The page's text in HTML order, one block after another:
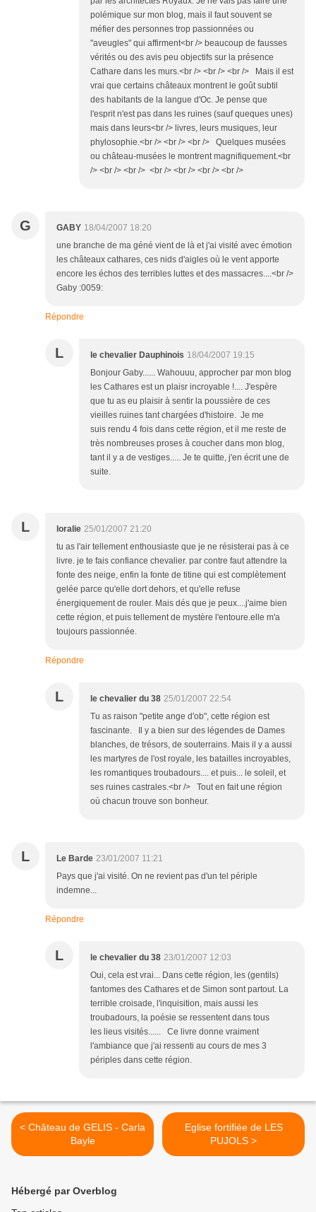
polémique sur mon blog, mais il faut souvent se
méfier des personnes trop passionnées ou
"aveugles" qui affirment<br /> beaucoup de fausses
vérités ou des avis peu objectifs sur la présence
Cathare dans les murs.<br /> <br /> <br /> Mais il est
vrai que certains châteaux montrent le goût subtil
des habitants de la langue d'Oc. Je pense que
l'esprit n'est pas dans les ruines (sauf queques unes)
mais dans leurs<br /> livres, leurs musiques, leur
phylosophie.<br /> <br /> <br /> Quelques musées
ou château-musées le montrent magnifiquement.<br
/> <br /> <br /> <br /> <br /> <br /> <br />
G GABY 18/04/2007 18:20
une branche de ma géné vient de là et j'ai visité avec émotion
les châteaux cathares, ces nids d'aigles où le vent apporte
encore les échos des terribles luttes et des massacres....<br />
Gaby :0059:
Répondre
L le chevalier Dauphinois 18/04/2007 19:15
Bonjour Gaby...... Wahouuu, approcher par mon blog
les Cathares est un plaisr incroyable !.... J'espère
que tu as eu plaisir à sentir la poussière de ces
vieilles ruines tant chargées d'histoire. Je me
suis rendu 4 fois dans cette région, et il me reste de
très nombreuses proses à coucher dans mon blog,
tant il y a de vestiges..... Je te quitte, j'en écrit une de
suite.
L loralie 25/01/2007 21:20
tu as l'air tellement enthousiaste que je ne résisterai pas à ce
livre. je te fais confiance chevalier. par contre faut attendre la
fonte des neige, enfin la fonte de titine qui est complètement
gelée parce qu'elle dort dehors, et qu'elle refuse
énergiquement de rouler. Mais dés que je peux....j'aime bien
cette région, et puis tellement de mystère l'entoure.elle m'a
toujours passionnée.
Répondre
L le chevalier du 38 25/01/2007 22:54
Tu as raison "petite ange d'ob", cette région est
fascinante. Il y a bien sur des légendes de Dames
blanches, de trésors, de souterrains. Mais il y a aussi
les martyres de l'ost royale, les batailles incroyables,
les romantiques troubadours.... et puis... le soleil, et
ses ruines castrales.<br /> Tout en fait une région
où chacun trouve son bonheur.
L Le Barde 23/01/2007 11:21
Pays que j'ai visité. On ne revient pas d'un tel périple
indemne...
Répondre
L le chevalier du 38 23/01/2007 12:03
Oui, cela est vrai... Dans cette région, les (gentils)
fantomes des Cathares et de Simon sont partout. La
terrible croisade, l'inquisition, mais aussi les
troubadours, la poésie se ressentent dans tous
les lieus visités...... Ce livre donne vraiment
l'ambiance que j'ai ressenti au cours de mes 3
périples dans cette région.
< Château de GELIS - Carla
Bayle
Eglise fortifiée de LES
PUJOLS >
Hébergé par Overblog